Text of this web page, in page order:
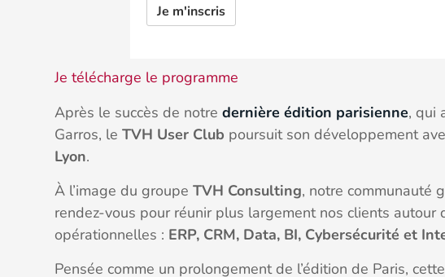
Je m'inscris
Je télécharge le programme
Après le succès de notre dernière édition parisienne, qui
Garros, le TVH User Club poursuit son développement
Lyon.
À l’image du groupe TVH Consulting, notre communauté
rendez-vous pour réunir plus largement nos clients
opérationnelles : ERP, CRM, Data, BI, Cybersécurité et
Pensée comme un prolongement de l’édition de Paris,